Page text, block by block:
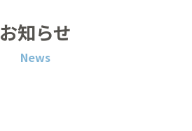
お知らせ
News